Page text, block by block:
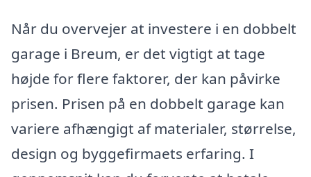
Når du overvejer at investere i en dobbelt
garage i Breum, er det vigtigt at tage
højde for flere faktorer, der kan påvirke
prisen. Prisen på en dobbelt garage kan
variere afhængigt af materialer, størrelse,
design og byggefirmaets erfaring. I